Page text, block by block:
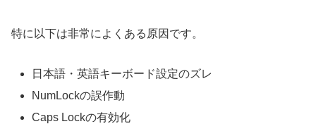
特に以下は非常によくある原因です。
日本語・英語キーボード設定のズレ
NumLockの誤作動
Caps Lockの有効化